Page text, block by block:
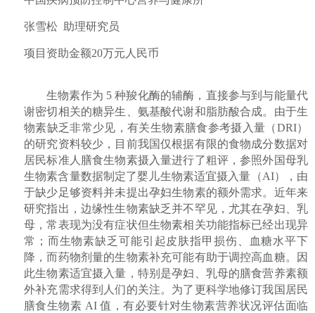
张雪松 助理研究员
项目资助金额20万元人民币
生物素作为 5种羧化酶的辅酶，直接参与到与能量代
谢密切相关的糖异生、氨基酸代谢和脂肪酸合成。由于生
物素缺乏非常少见，有关生物素膳食参考摄入量（DRI）
的研究资料较少，目前我国仅根据有限的食物成分数据对
居民标准人膳食生物素摄入量进行了粗评，参照外国母乳
生物素含量数据制定了婴儿生物素适宜摄入量（AI），由
于缺少足够资料并未提出孕妇生物素的额外需求。近年来
研究指出，边缘性生物素缺乏并不罕见，尤其在孕妇、乳
母，常表现为没有症状但生物素相关功能指标已经出现异
常；而生物素缺乏可能引起皮肤指甲损伤、血糖水平下
降，而药物剂量的生物素补充可能有助于调控高血糖。因
此生物素适宜摄入量，特别是孕妇、乳母的膳食营养素额
外补充需求得到人们的关注。为了更科学地修订我国居民
膳食生物素 AI值，有必要针对生物素营养状况评估面临